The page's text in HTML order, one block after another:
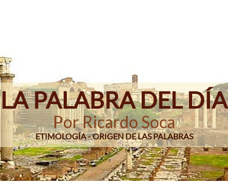
LA PALABRA DEL DÍA
Por Ricardo Soca
ETIMOLOGÍA - ORIGEN DE LAS PALABRAS